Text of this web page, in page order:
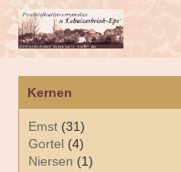
Kernen
Emst (31)
Gortel (4)
Niersen (1)